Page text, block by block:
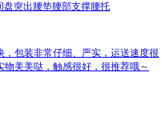
盘突出腰垫腰部支撑腰托
包装非常仔细、严实，运送速度很
美美哒，触感很好，很推荐哦～